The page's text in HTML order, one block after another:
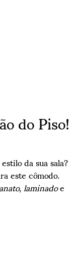
do Piso!
da sua sala?
este cômodo.
,laminadoe